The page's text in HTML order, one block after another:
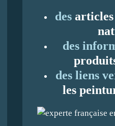
des
des
des liens
les